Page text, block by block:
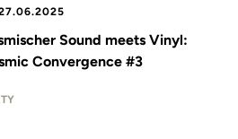
Sound meets Vinyl:
Convergence #3